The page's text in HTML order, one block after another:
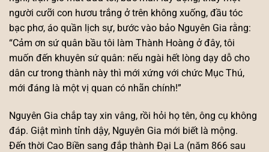
người cưỡi con hươu trắng ở trên không xuống, đầu tóc
bạc phơ, áo quần lịch sự, bước vào bảo Nguyên Gia rằng:
“Cảm ơn sứ quân bầu tôi làm Thành Hoàng ở đây, tôi
muốn đến khuyên sứ quân: nếu ngài hết lòng dạy dỗ cho
dân cư trong thành này thì mới xứng với chức Mục Thú,
mới đáng là một vị quan có nhãn chính!”
Nguyên Gia chắp tay xin vâng, rồi hỏi họ tên, ông cụ không
đáp. Giật mình tỉnh dậy, Nguyên Gia mới biết là mộng.
Đến thời Cao Biền sang đắp thành Đại La (năm 866 sau